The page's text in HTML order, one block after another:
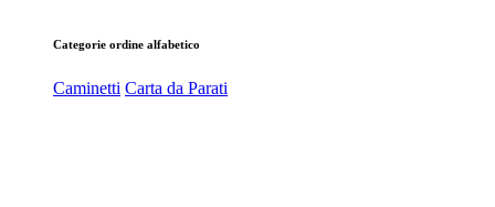
Categorie ordine alfabetico
Caminetti Carta da Parati